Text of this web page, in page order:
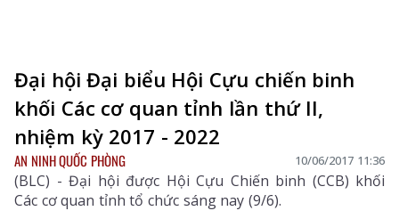
Đại hội Đại biểu Hội Cựu chiến binh
khối Các cơ quan tỉnh lần thứ II,
nhiệm kỳ 2017 - 2022
AN NINH QUỐC PHÒNG 10/06/2017 11:36
(BLC) - Đại hội được Hội Cựu Chiến binh (CCB) khối
Các cơ quan tỉnh tổ chức sáng nay (9/6).